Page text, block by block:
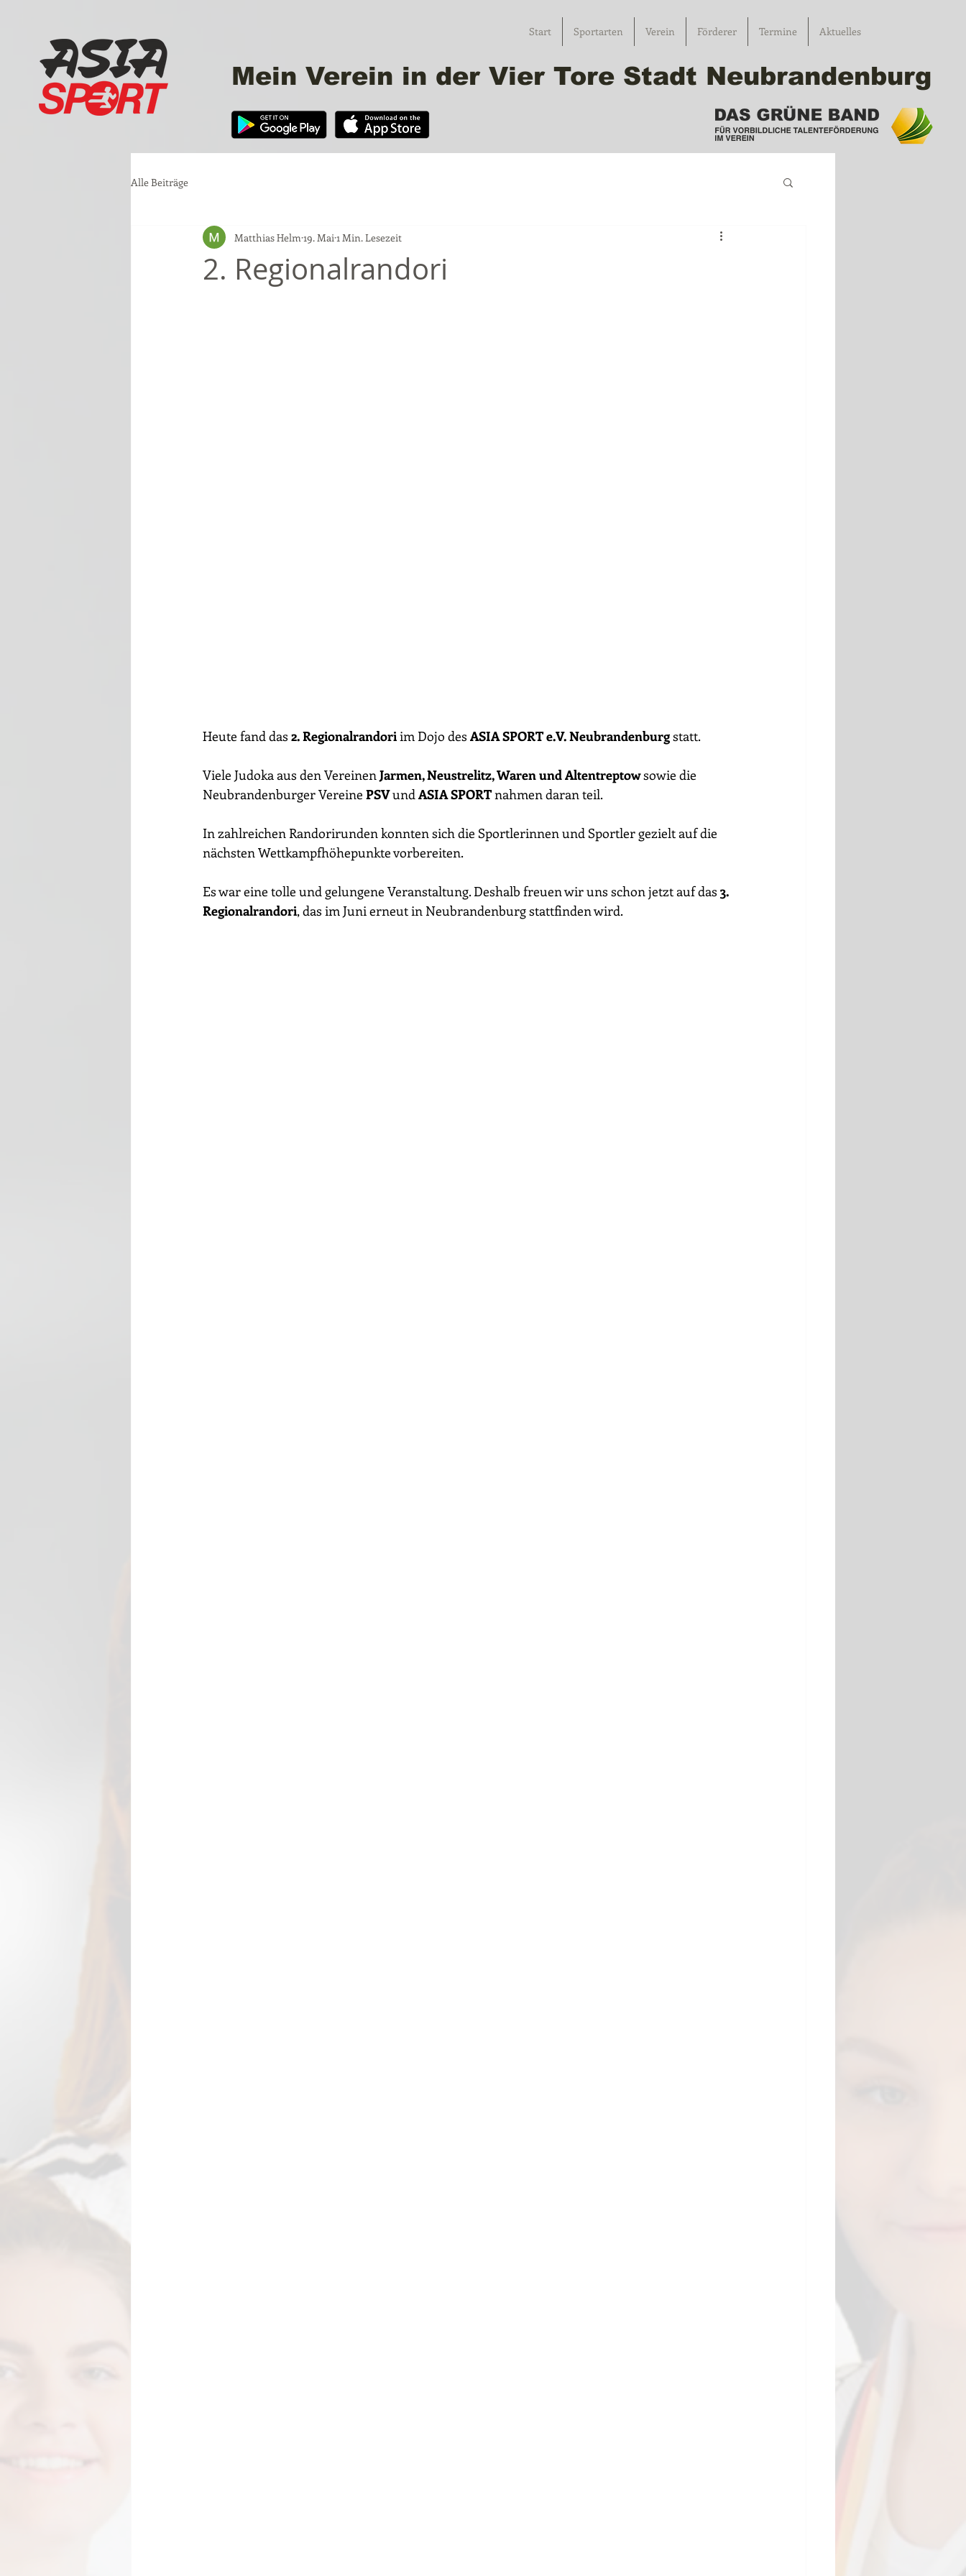
Start Sportarten Verein Förderer Termine Aktuelles
Mein Verein in der Vier Tore Stadt Neubrandenburg
Alle Beiträge
2. Regionalrandori
Matthias Helm 19. Mai 1 Min. Lesezeit
Heute fand das 2. Regionalrandori im Dojo des ASIA SPORT e.V. Neubrandenburg statt.
Viele Judoka aus den Vereinen Jarmen, Neustrelitz, Waren und Altentreptow sowie die
Neubrandenburger Vereine PSV und ASIA SPORT nahmen daran teil.
In zahlreichen Randorirunden konnten sich die Sportlerinnen und Sportler gezielt auf die
nächsten Wettkampfhöhepunkte vorbereiten.
Es war eine tolle und gelungene Veranstaltung. Deshalb freuen wir uns schon jetzt auf das 3.
Regionalrandori, das im Juni erneut in Neubrandenburg stattfinden wird.